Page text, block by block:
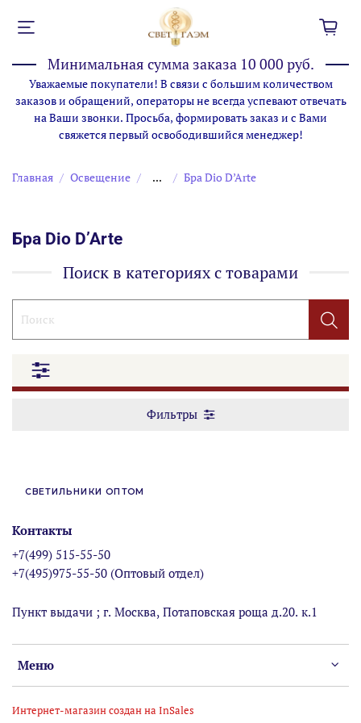
Минимальная сумма заказа 10 000 руб.
Уважаемые покупатели! В связи с большим количеством
заказов и обращений, операторы не всегда успевают отвечать
на Ваши звонки. Просьба, формировать заказ и с Вами
свяжется первый освободившийся менеджер!
Главная Освещение ... Бра Dio D’Arte
Бра Dio D’Arte
Поиск в категориях с товарами
Фильтры
СВЕТИЛЬНИКИ ОПТОМ
Меню
Контакты
+7(499) 515-55-50
+7(495)975-55-50 (Оптовый отдел)
Пункт выдачи ; г. Москва, Потаповская роща д.20. к.1
Интернет-магазин создан на InSales